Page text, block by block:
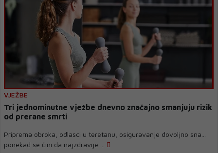
VJEŽBE
Tri jednominutne vježbe dnevno značajno smanjuju rizik
od prerane smrti
Priprema obroka, odlasci u teretanu, osiguravanje dovoljno sna...
ponekad se čini da najzdravije ...